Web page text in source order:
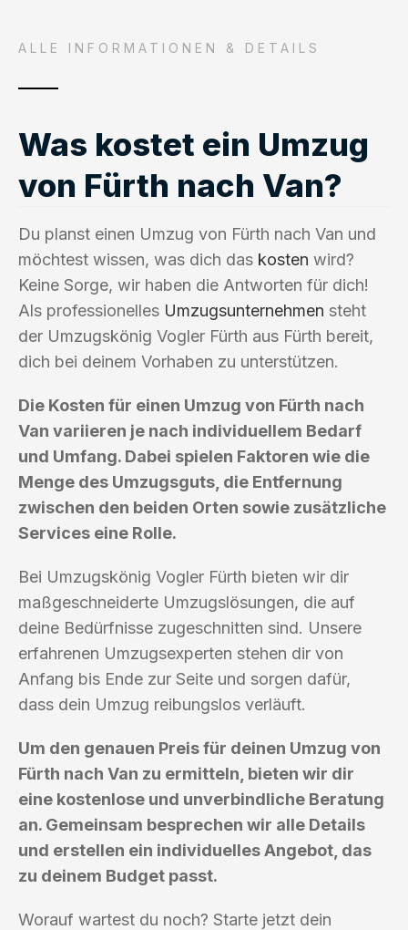
ALLE INFORMATIONEN & DETAILS
Was kostet ein Umzug
von Fürth nach Van?
Du planst einen Umzug von Fürth nach Van und
möchtest wissen, was dich das kosten wird?
Keine Sorge, wir haben die Antworten für dich!
Als professionelles Umzugsunternehmen steht
der Umzugskönig Vogler Fürth aus Fürth bereit,
dich bei deinem Vorhaben zu unterstützen.
Die Kosten für einen Umzug von Fürth nach
Van variieren je nach individuellem Bedarf
und Umfang. Dabei spielen Faktoren wie die
Menge des Umzugsguts, die Entfernung
zwischen den beiden Orten sowie zusätzliche
Services eine Rolle.
Bei Umzugskönig Vogler Fürth bieten wir dir
maßgeschneiderte Umzugslösungen, die auf
deine Bedürfnisse zugeschnitten sind. Unsere
erfahrenen Umzugsexperten stehen dir von
Anfang bis Ende zur Seite und sorgen dafür,
dass dein Umzug reibungslos verläuft.
Um den genauen Preis für deinen Umzug von
Fürth nach Van zu ermitteln, bieten wir dir
eine kostenlose und unverbindliche Beratung
an. Gemeinsam besprechen wir alle Details
und erstellen ein individuelles Angebot, das
zu deinem Budget passt.
Worauf wartest du noch? Starte jetzt dein